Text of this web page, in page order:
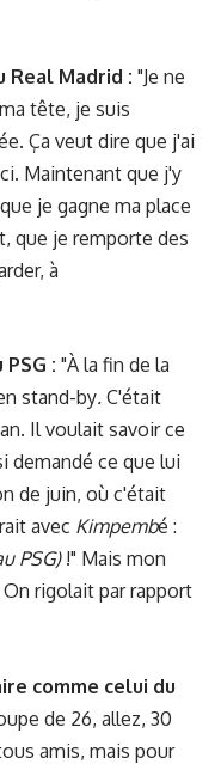
Madrid : "Je ne
tête, je suis
Ça veut dire que j'ai
Maintenant que j'y
je gagne ma place
que je remporte des
à
: "À la fin de la
stand-by. C'était
Il voulait savoir ce
demandé ce que lui
de juin, où c'était
avec Kimpembé :
PSG)!" Mais mon
rigolait par rapport
comme celui du
de 26, allez, 30
amis, mais pour